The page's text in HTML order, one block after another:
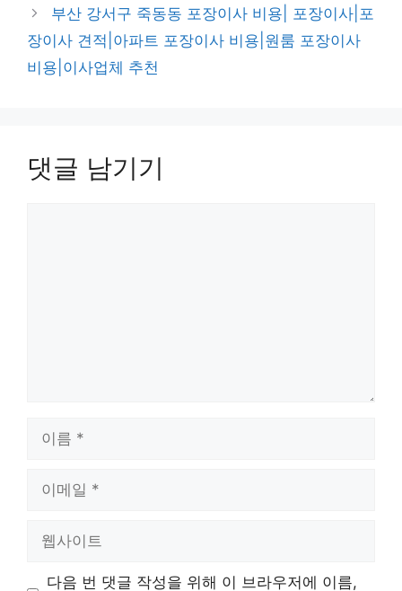
부산 강서구 죽동동 포장이사 비용| 포장이사|포
장이사 견적|아파트 포장이사 비용|원룸 포장이사
비용|이사업체 추천
댓글 남기기
다음 번 댓글 작성을 위해 이 브라우저에 이름,